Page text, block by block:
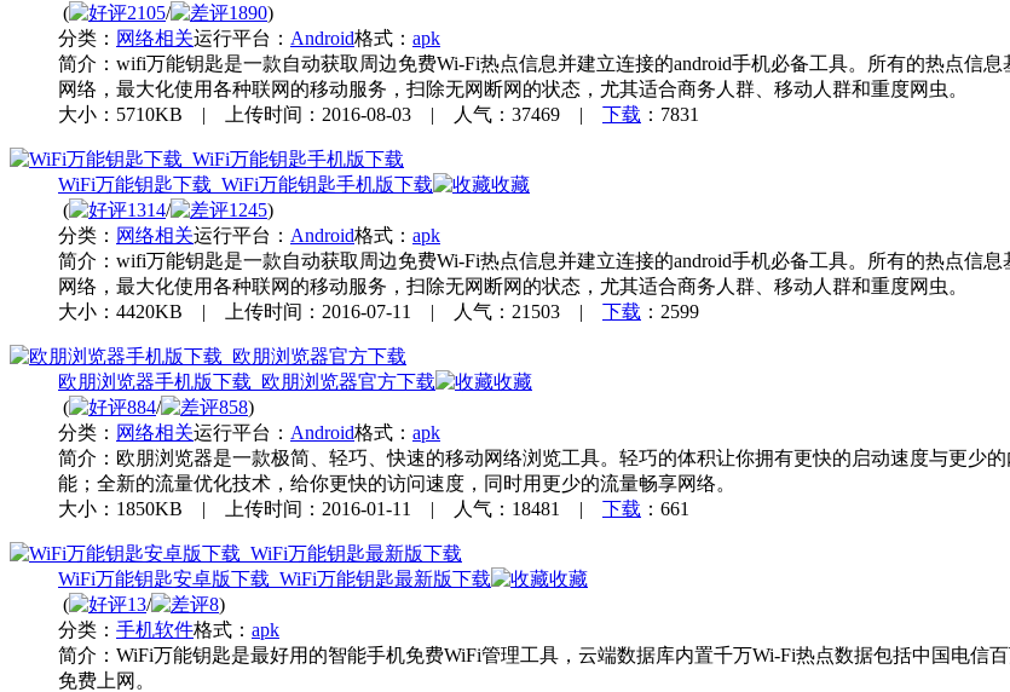
(
2105/ 1890)
分类： 网络相关运行平台： Android格式： apk
简介： wifi万能钥匙是一款自动获取周边免费Wi-Fi热点信息并建立连接的android手机必备工具。所有的热点信
网络，最大化使用各种联网的移动服务，扫除无网断网的状态，尤其适合商务人群、移动人群和重度网虫。
大小：5710KB | 上传时间：2016-08-03 | 人气：37469 | 下载 ：7831
WiFi万能钥匙下载_WiFi万能钥匙手机版下载
收藏
(
1314/ 1245)
分类： 网络相关运行平台： Android格式： apk
简介： wifi万能钥匙是一款自动获取周边免费Wi-Fi热点信息并建立连接的android手机必备工具。所有的热点信
网络，最大化使用各种联网的移动服务，扫除无网断网的状态，尤其适合商务人群、移动人群和重度网虫。
大小：4420KB | 上传时间：2016-07-11 | 人气：21503 | 下载 ：2599
欧朋浏览器手机版下载_欧朋浏览器官方下载
收藏
(
884/ 858)
分类： 网络相关运行平台： Android格式： apk
简介： 欧朋浏览器是一款极简、轻巧、快速的移动网络浏览工具。轻巧的体积让你拥有更快的启动速度与更少
能；全新的流量优化技术，给你更快的访问速度，同时用更少的流量畅享网络。
大小：1850KB | 上传时间：2016-01-11 | 人气：18481 | 下载 ：661
WiFi万能钥匙安卓版下载_WiFi万能钥匙最新版下载
收藏
(
13/ 8)
分类： 手机软件格式： apk
简介： WiFi万能钥匙是最好用的智能手机免费WiFi管理工具，云端数据库内置千万Wi-Fi热点数据包括中国电信
免费上网。